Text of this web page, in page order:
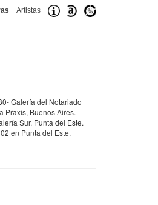
Artistas
Galería del Notariado
Praxis, Buenos Aires.
Sur, Punta del Este.
en Punta del Este.